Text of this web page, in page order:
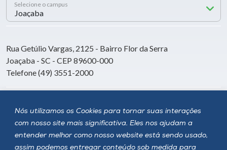
Nós utilizamos os Cookies para tornar suas interações
com nosso site mais significativa. Eles nos ajudam a
entender melhor como nosso website está sendo usado,
assim podemos entregar conteúdo sob medida para
Selecione o campus
Rua Getúlio Vargas, 2125 - Bairro Flor da Serra
Joaçaba - SC - CEP 89600-000
Telefone (49) 3551-2000
Siga a Unoesc